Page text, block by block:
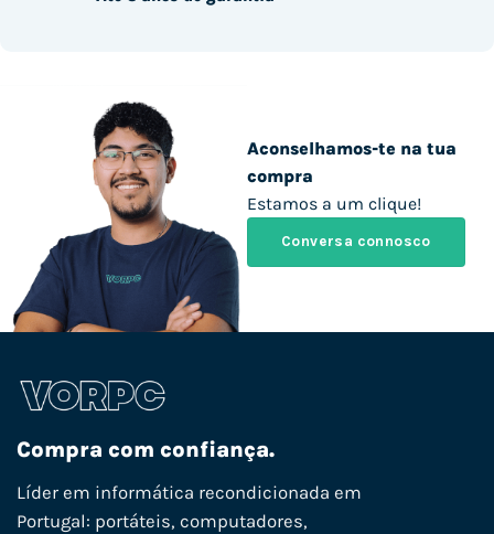
Aconselhamos-te na tua
compra
Estamos a um clique!
Conversa connosco
Compra com confiança.
Líder em informática recondicionada em
Portugal: portáteis, computadores,